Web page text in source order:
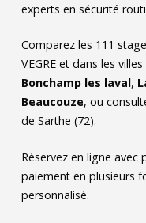
experts en sécurité
Comparez les 111
VEGRE et dans les
Bonchamp les laval,
Beaucouze, ou
de Sarthe (72).
Réservez en ligne
paiement en plusieurs
personnalisé.